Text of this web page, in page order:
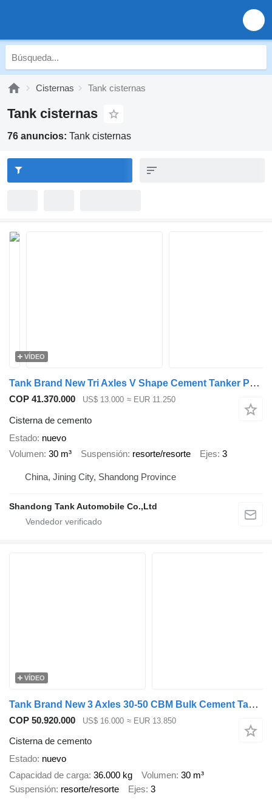
Cisternas Tank cisternas
Tank cisternas
76 anuncios: Tank cisternas
VÍDEO
Tank Brand New Tri Axles V Shape Cement Tanker Powder Tank Trailer
COP 41.370.000 US$ 13.000 ≈ EUR 11.250
Cisterna de cemento
Estado nuevo
Volumen 30 m³ Suspensión resorte/resorte Ejes 3
China, Jining City, Shandong Province
Shandong Tank Automobile Co.,Ltd
VÍDEO
Tank Brand New 3 Axles 30-50 CBM Bulk Cement Tanker Trailer For Sale
COP 50.920.000 US$ 16.000 ≈ EUR 13.850
Cisterna de cemento
Estado nuevo
Capacidad de carga 36.000 kg Volumen 30 m³
Suspensión resorte/resorte Ejes 3